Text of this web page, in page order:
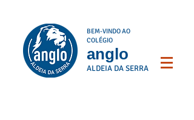
BEM-VINDO AO
COLÉGIO
anglo
ALDEIA DA SERRA